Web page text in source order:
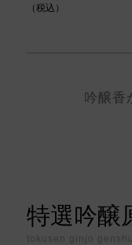
（税込）
吟醸香
特選吟醸
tokusen ginjo genshu